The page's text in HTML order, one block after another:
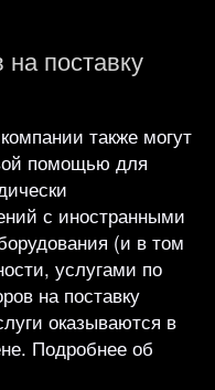
поставку
также могут
помощью для
с иностранными
(и в том
услугами по
на поставку
оказываются в
Подробнее об